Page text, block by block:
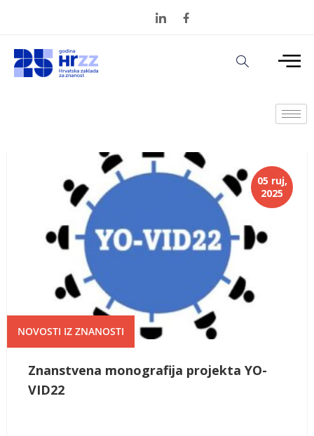
05 ruj,
2025
NOVOSTI IZ ZNANOSTI
Znanstvena monografija projekta YO-
VID22